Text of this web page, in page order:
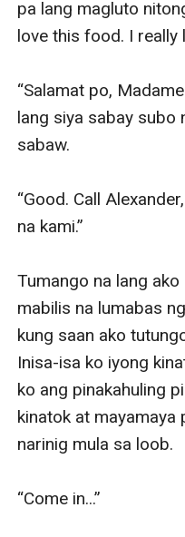
pa lang magluto
love this food. I really
“Salamat po,
lang siya sabay subo
sabaw.
“Good. Call
na kami.”
Tumango na lang
mabilis na lumabas
kung saan ako
Inisa-isa ko iyong
ko ang pinakahuling
kinatok at mayamaya
narinig mula sa loob.
“Come in...”